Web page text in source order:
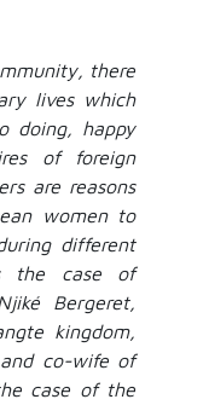
there
lives which
doing, happy
of foreign
are reasons
women to
different
the case of
Bergeret,
kingdom,
co-wife of
case of the